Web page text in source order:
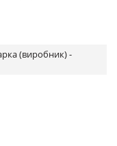
(виробник) -